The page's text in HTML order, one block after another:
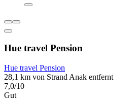
Hue travel Pension
Hue travel Pension
28,1 km von Strand Anak entfernt
7,0/10
Gut